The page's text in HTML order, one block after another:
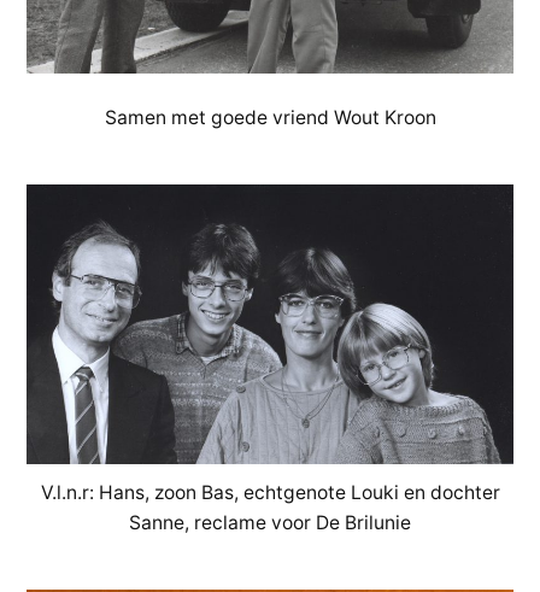
Samen met goede vriend Wout Kroon
V.l.n.r: Hans, zoon Bas, echtgenote Louki en dochter
Sanne, reclame voor De Brilunie